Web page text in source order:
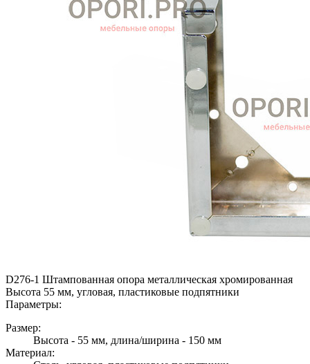
D276-1 Штампованная опора металлическая хромированная
Высота 55 мм, угловая, пластиковые подпятники
Параметры:
Размер:
Высота - 55 мм, длина/ширина - 150 мм
Материал: